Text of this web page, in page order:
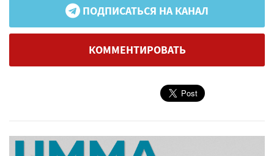
ПОДПИСАТЬСЯ НА КАНАЛ
КОММЕНТИРОВАТЬ